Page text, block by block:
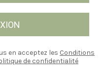
en acceptez les Conditions
de confidentialité